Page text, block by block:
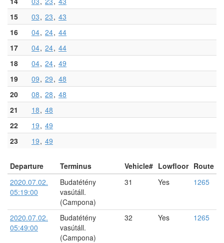
15
03 23 43
16
04 24 44
17
04 24 44
18
04 24 49
19
09 29 48
20
08 28 48
21
18 48
22
19 49
23
19 49
Departure Terminus Vehicle# Lowfloor Route
2020.07.02.
05:19:00
Budatétény
vasútáll.
(Campona)
31 Yes 1265
2020.07.02.
05:49:00
Budatétény
vasútáll.
(Campona)
32 Yes 1265